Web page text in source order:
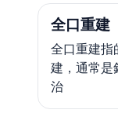
全口重建
全口重建指
建，通常是
治